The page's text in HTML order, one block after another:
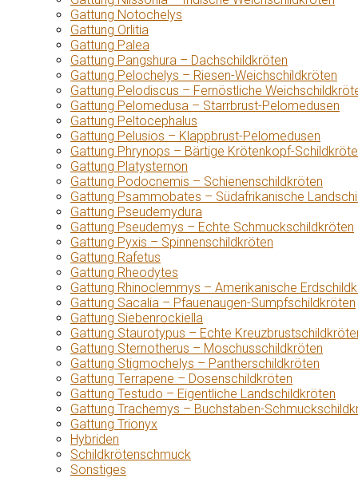
Gattung Notochelys
Gattung Orlitia
Gattung Palea
Gattung Pangshura – Dachschildkröten
Gattung Pelochelys – Riesen-Weichschildkröten
Gattung Pelodiscus – Fernöstliche
Gattung Pelomedusa – Starrbrust-Pelomedusen
Gattung Peltocephalus
Gattung Pelusios – Klappbrust-Pelomedusen
Gattung Phrynops – Bärtige Krötenkopf-
Gattung Platysternon
Gattung Podocnemis – Schienenschildkröten
Gattung Psammobates – Südafrikanische
Gattung Pseudemydura
Gattung Pseudemys – Echte Schmuckschildkröten
Gattung Pyxis – Spinnenschildkröten
Gattung Rafetus
Gattung Rheodytes
Gattung Rhinoclemmys – Amerikanische
Gattung Sacalia – Pfauenaugen-Sumpfschildkröten
Gattung Siebenrockiella
Gattung Staurotypus – Echte
Gattung Sternotherus – Moschusschildkröten
Gattung Stigmochelys – Pantherschildkröten
Gattung Terrapene – Dosenschildkröten
Gattung Testudo – Eigentliche Landschildkröten
Gattung Trachemys – Buchstaben-
Gattung Trionyx
Hybriden
Schildkrötenschmuck
Sonstiges